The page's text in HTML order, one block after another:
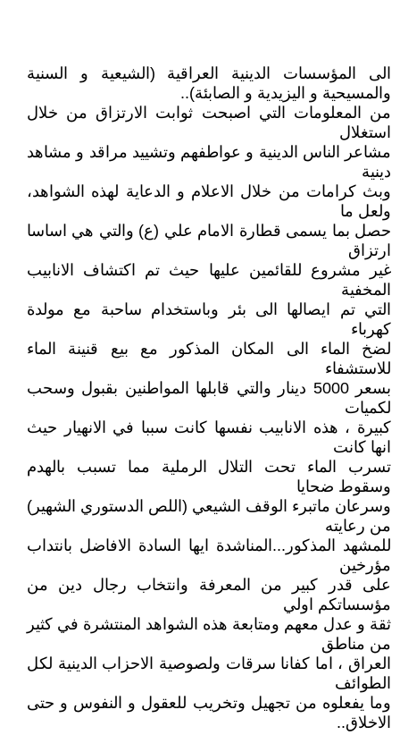
الى المؤسسات الدينية العراقية (الشيعية و السنية
والمسيحية و اليزيدية و الصابئة)..
من المعلومات التي اصبحت ثوابت الارتزاق من خلال
استغلال
مشاعر الناس الدينية و عواطفهم وتشييد مراقد و مشاهد
دينية
وبث كرامات من خلال الاعلام و الدعاية لهذه الشواهد،
ولعل ما
حصل بما يسمى قطارة الامام علي (ع) والتي هي اساسا
ارتزاق
غير مشروع للقائمين عليها حيث تم اكتشاف الانابيب
المخفية
التي تم ايصالها الى بئر وباستخدام ساحبة مع مولدة
كهرباء
لضخ الماء الى المكان المذكور مع بيع قنينة الماء
للاستشفاء
بسعر 5000 دينار والتي قابلها المواطنين بقبول وسحب
لكميات
كبيرة ، هذه الانابيب نفسها كانت سببا في الانهيار حيث
انها كانت
تسرب الماء تحت التلال الرملية مما تسبب بالهدم
وسقوط ضحايا
وسرعان ماتبرء الوقف الشيعي (اللص الدستوري الشهير)
من رعايته
للمشهد المذكور...المناشدة ايها السادة الافاضل بانتداب
مؤرخين
على قدر كبير من المعرفة وانتخاب رجال دين من
مؤسساتكم اولي
ثقة و عدل معهم ومتابعة هذه الشواهد المنتشرة في كثير
من مناطق
العراق ، اما كفانا سرقات ولصوصية الاحزاب الدينية لكل
الطوائف
وما يفعلوه من تجهيل وتخريب للعقول و النفوس و حتى
الاخلاق..